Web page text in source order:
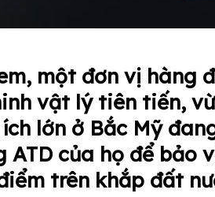
một đơn vị hàng
vật lý tiên tiến,
lớn ở Bắc Mỹ
ATD của họ để bảo
trên khắp đất